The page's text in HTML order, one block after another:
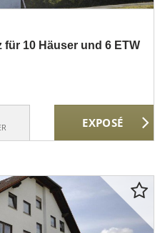
10 Häuser und 6 ETW